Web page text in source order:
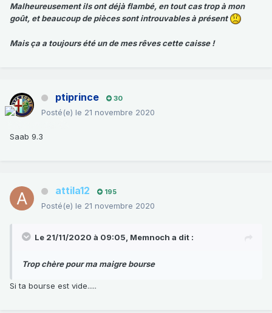
Malheureusement ils ont déjà flambé, en tout cas trop à mon
goût, et beaucoup de pièces sont introuvables à présent
Mais ça a toujours été un de mes rêves cette caisse !
ptiprince 30
Posté(e) le 21 novembre 2020
Saab 9.3
attila12 195
Posté(e) le 21 novembre 2020
Le 21/11/2020 à 09:05, Memnoch a dit :
Trop chère pour ma maigre bourse
Si ta bourse est vide.....